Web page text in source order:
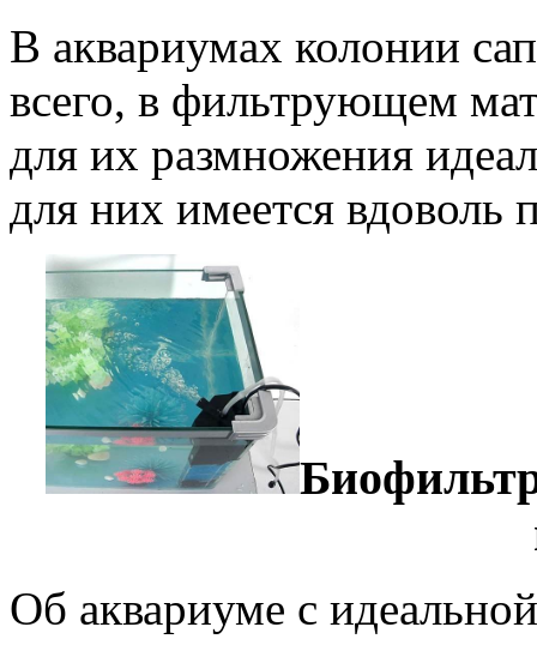
В аквариумах колонии
всего, в фильтрующем
для их размножения
для них имеется вдоволь
Об аквариуме с